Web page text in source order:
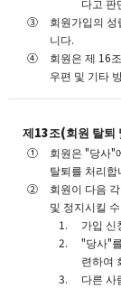
다고 판
회원가입의
니다.
회원은 제 16
우편 및 기타
제13조(회원 탈퇴
회원은 "당사"
탈퇴를 처리합
회원이 다음
및 정지시킬
가입 신
"당사"
련하여
다른 사